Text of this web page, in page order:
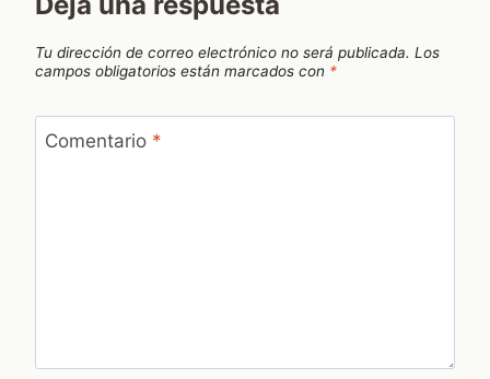
Tu dirección de correo electrónico no será publicada. Los
campos obligatorios están marcados con *
Comentario *